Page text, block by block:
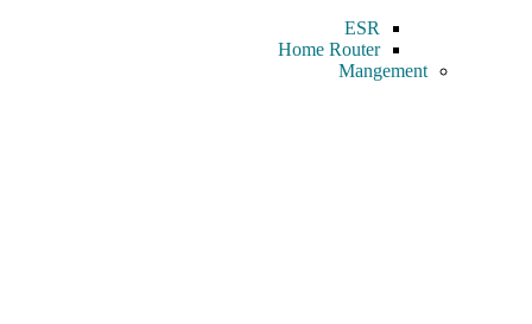
ESR
Home Router
Mangement